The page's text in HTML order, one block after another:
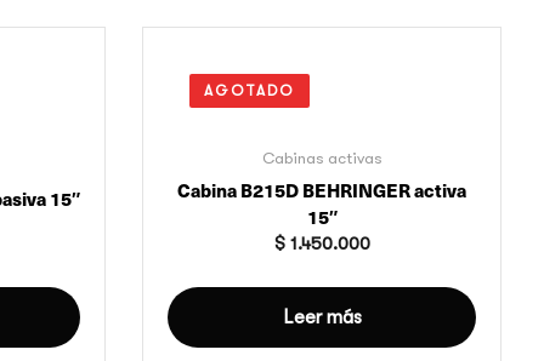
15″
AGOTADO
Cabinas activas
Cabina B215D BEHRINGER activa
15″
$1.450.000
Leer más